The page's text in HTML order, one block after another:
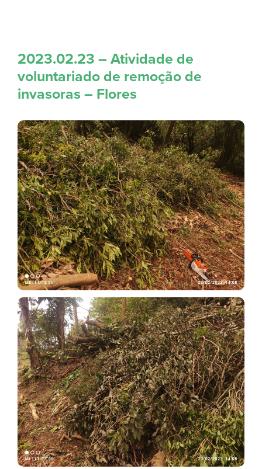
2023.02.23 – Atividade de
voluntariado de remoção de
invasoras – Flores